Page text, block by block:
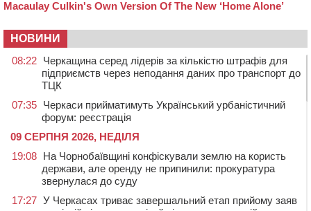
НОВИНИ
08:22 Черкащина серед лідерів за кількістю штрафів для
підприємств через неподання даних про транспорт до
ТЦК
07:35 Черкаси прийматимуть Український урбаністичний
форум: реєстрація
09 СЕРПНЯ 2026, НЕДІЛЯ
19:08 На Чорнобаївщині конфіскували землю на користь
держави, але оренду не припинили: прокуратура
звернулася до суду
17:27 У Черкасах триває завершальний етап прийому заяв